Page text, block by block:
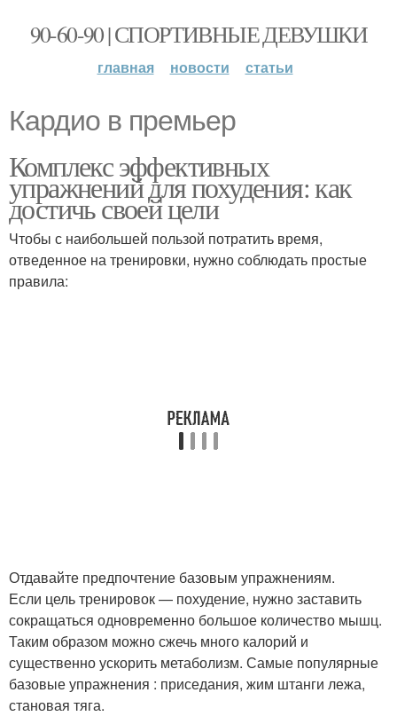
90-60-90 | СПОРТИВНЫЕ ДЕВУШКИ
главная новости статьи
Кардио в премьер
Комплекс эффективных
упражнений для похудения: как
достичь своей цели
Чтобы с наибольшей пользой потратить время,
отведенное на тренировки, нужно соблюдать простые
правила:
Отдавайте предпочтение базовым упражнениям.
Если цель тренировок — похудение, нужно заставить
сокращаться одновременно большое количество мышц.
Таким образом можно сжечь много калорий и
существенно ускорить метаболизм. Самые популярные
базовые упражнения : приседания, жим штанги лежа,
становая тяга.